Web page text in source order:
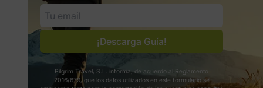
¡Descarga Guía!
Pilgrim Travel, S.L. informa, de acuerdo al Reglamento
2016/679, que los datos utilizados en este formulario se